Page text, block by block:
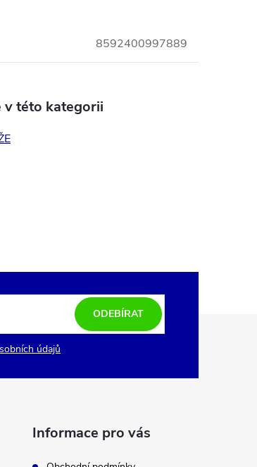
8592400997889
v této kategorii
údajů
ODEBÍRAT
Informace pro vás